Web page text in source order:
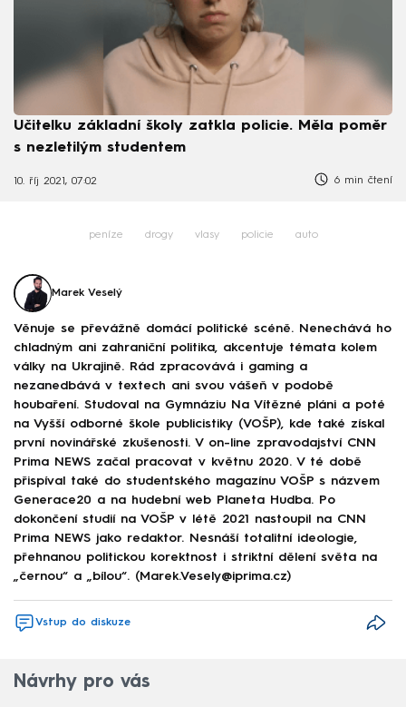
Učitelku základní školy zatkla policie. Měla poměr
s nezletilým studentem
10. říj 2021, 07:02 6 min čtení
peníze drogy vlasy policie auto
Marek Veselý
Věnuje se převážně domácí politické scéně. Nenechává ho
chladným ani zahraniční politika, akcentuje témata kolem
války na Ukrajině. Rád zpracovává i gaming a
nezanedbává v textech ani svou vášeň v podobě
houbaření. Studoval na Gymnáziu Na Vítězné pláni a poté
na Vyšší odborné škole publicistiky (VOŠP), kde také získal
první novinářské zkušenosti. V on-line zpravodajství CNN
Prima NEWS začal pracovat v květnu 2020. V té době
přispíval také do studentského magazínu VOŠP s názvem
Generace20 a na hudební web Planeta Hudba. Po
dokončení studií na VOŠP v létě 2021 nastoupil na CNN
Prima NEWS jako redaktor. Nesnáší totalitní ideologie,
přehnanou politickou korektnost i striktní dělení světa na
„černou“ a „bílou“. (Marek.Vesely@iprima.cz)
Vstup do diskuze
Návrhy pro vás